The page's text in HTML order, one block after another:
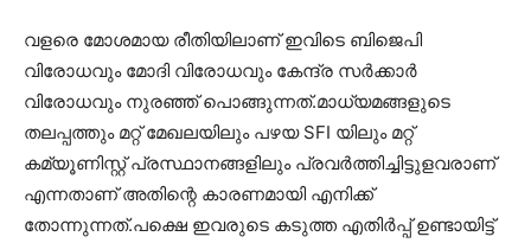
വളരെ മോശമായ രീതിയിലാണ്‌ ഇവിടെ ബിജെപി
വിരോധവും മോദി വിരോധവും കേന്ദ്ര സർക്കാർ
വിരോധവും നുരഞ്ഞ് പൊങ്ങുന്നത്‌.മാധ്യമങ്ങളുടെ
തലപ്പത്തും മറ്റ് മേഖലയിലും പഴയ SFI യിലും മറ്റ്
കമ്യൂണിസ്റ്റ് പ്രസ്ഥാനങ്ങളിലും പ്രവർത്തിച്ചിട്ടുളവരാണ്
എന്നതാണ് അതിന്റെ കാരണമായി എനിക്ക്
തോന്നുന്നത്.പക്ഷെ ഇവരുടെ കടുത്ത എതിർപ്പ് ഉണ്ടായിട്ട്